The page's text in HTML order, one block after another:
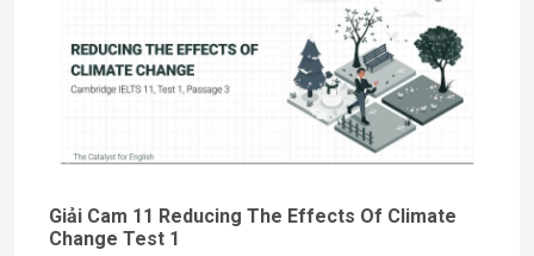
Giải Cam 11 Reducing The Effects Of Climate
Change Test 1